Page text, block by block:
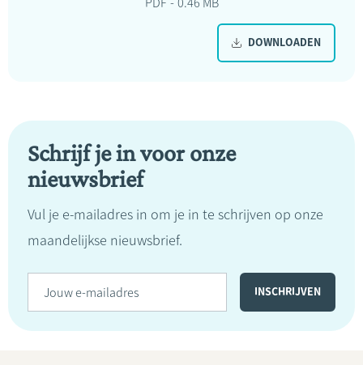
DOWNLOADEN
Schrijf je in voor onze
nieuwsbrief
Vul je e-mailadres in om je in te schrijven op onze
maandelijkse nieuwsbrief.